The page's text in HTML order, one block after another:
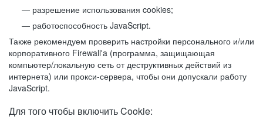
разрешение использования cookies;
работоспособность JavaScript.
Также рекомендуем проверить настройки персонального и/или
корпоративного Firewall'a (программа, защищающая
компьютер/локальную сеть от деструктивных действий из
интернета) или прокси-сервера, чтобы они допускали работу
JavaScript.
Для того чтобы включить Cookie: